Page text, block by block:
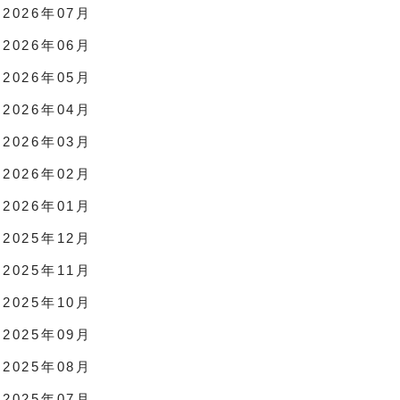
2026年07月
2026年06月
2026年05月
2026年04月
2026年03月
2026年02月
2026年01月
2025年12月
2025年11月
2025年10月
2025年09月
2025年08月